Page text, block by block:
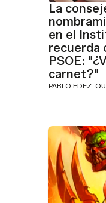
La
en el
recuerda
PSOE:
carnet?"
PABLO FDEZ.